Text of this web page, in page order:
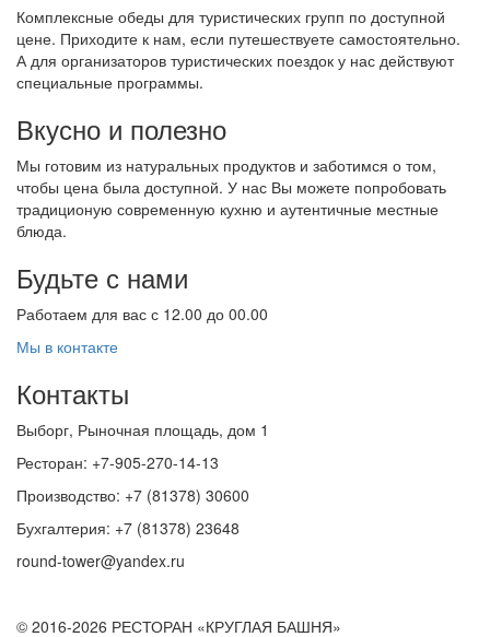
Комплексные обеды для туристических групп по доступной
цене. Приходите к нам, если путешествуете самостоятельно.
А для организаторов туристических поездок у нас действуют
специальные программы.
Вкусно и полезно
Мы готовим из натуральных продуктов и заботимся о том,
чтобы цена была доступной. У нас Вы можете попробовать
традиционую современную кухню и аутентичные местные
блюда.
Будьте с нами
Работаем для вас с 12.00 до 00.00
Мы в контакте
Контакты
Выборг, Рыночная площадь, дом 1
Ресторан: +7-905-270-14-13
Производство: +7 (81378) 30600
Бухгалтерия: +7 (81378) 23648
round-tower@yandex.ru
© 2016-2026 РЕСТОРАН «КРУГЛАЯ БАШНЯ»